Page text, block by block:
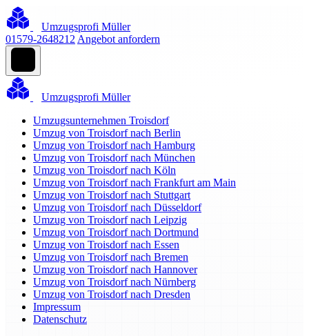
Umzugsprofi Müller
01579-2648212 Angebot anfordern
Umzugsprofi Müller
Umzugsunternehmen Troisdorf
Umzug von Troisdorf nach Berlin
Umzug von Troisdorf nach Hamburg
Umzug von Troisdorf nach München
Umzug von Troisdorf nach Köln
Umzug von Troisdorf nach Frankfurt am Main
Umzug von Troisdorf nach Stuttgart
Umzug von Troisdorf nach Düsseldorf
Umzug von Troisdorf nach Leipzig
Umzug von Troisdorf nach Dortmund
Umzug von Troisdorf nach Essen
Umzug von Troisdorf nach Bremen
Umzug von Troisdorf nach Hannover
Umzug von Troisdorf nach Nürnberg
Umzug von Troisdorf nach Dresden
Impressum
Datenschutz